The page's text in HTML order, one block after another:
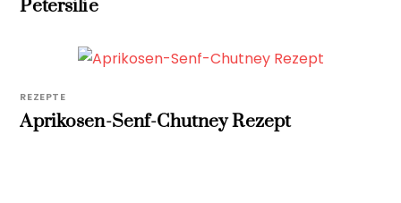
Petersilie
REZEPTE
Aprikosen-Senf-Chutney Rezept